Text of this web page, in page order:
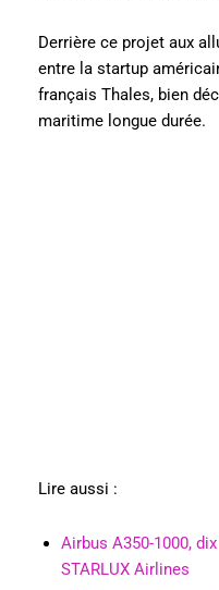
Derrière ce projet aux
entre la startup
français Thales, bien
maritime longue durée.
Lire aussi :
Airbus A350-1000,
STARLUX Airlines